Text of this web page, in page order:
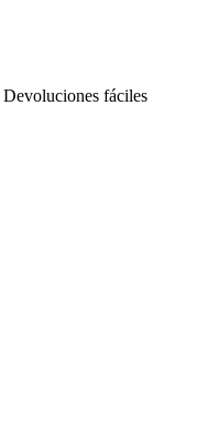
Devoluciones fáciles